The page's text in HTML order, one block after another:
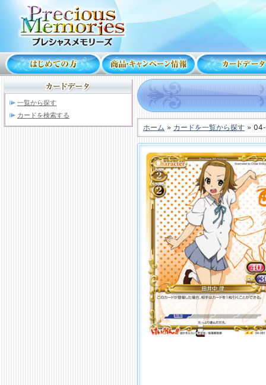
一覧から探す
カードを検索する
ホーム » カードを一覧から探す »